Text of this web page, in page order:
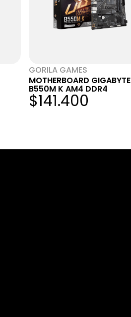
GORILA GAMES
MOTHERBOARD GIGABYTE
B550M K AM4 DDR4
$141.400